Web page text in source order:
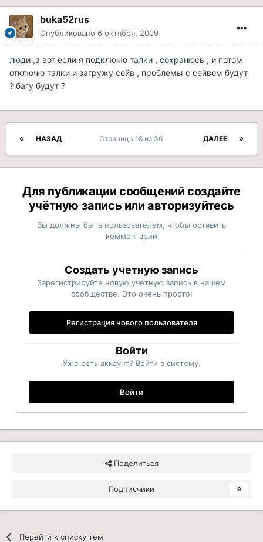
buka52rus
Опубликовано 6 октября, 2009
люди ,а вот если я подключю талки , сохранюсь , и потом
отключю талки и загружу сейв , проблемы с сейвом будут
? багу будут ?
НАЗАД ДАЛЕЕ
Страница 18 из 36
Для публикации сообщений создайте
учётную запись или авторизуйтесь
Вы должны быть пользователем, чтобы оставить
комментарий
Создать учетную запись
Зарегистрируйте новую учётную запись в нашем
сообществе. Это очень просто!
Регистрация нового пользователя
Войти
Уже есть аккаунт? Войти в систему.
Войти
Поделиться
Подписчики 9
Перейти к списку тем